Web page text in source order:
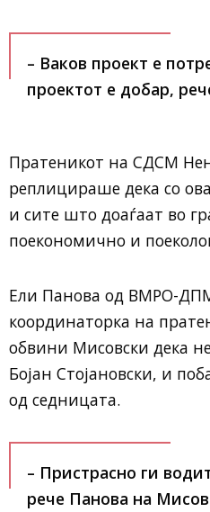
– Ваков проект е
проектот е добар,
Пратеникот на СДСМ
реплицираше дека со
и сите што доаѓаат во
поекономично и
Ели Панова од ВМРО-
координаторка на
обвини Мисовски дека
Бојан Стојановски, и
од седницата.
– Пристрасно ги
рече Панова на